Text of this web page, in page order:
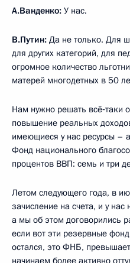
А.Ванденко: У нас.
В.Путин: Да не только. Для
для других категорий, для
огромное количество
матерей многодетных в 50
Нам нужно решать всё‑таки
повышение реальных
имеющиеся у нас ресурсы –
Фонд национального
процентов ВВП: семь и три
Летом следующего года, в
зачисление на счета, и у
а мы об этом договорились
если вот эти резервные
остался, это ФНБ,
начинаем более активно